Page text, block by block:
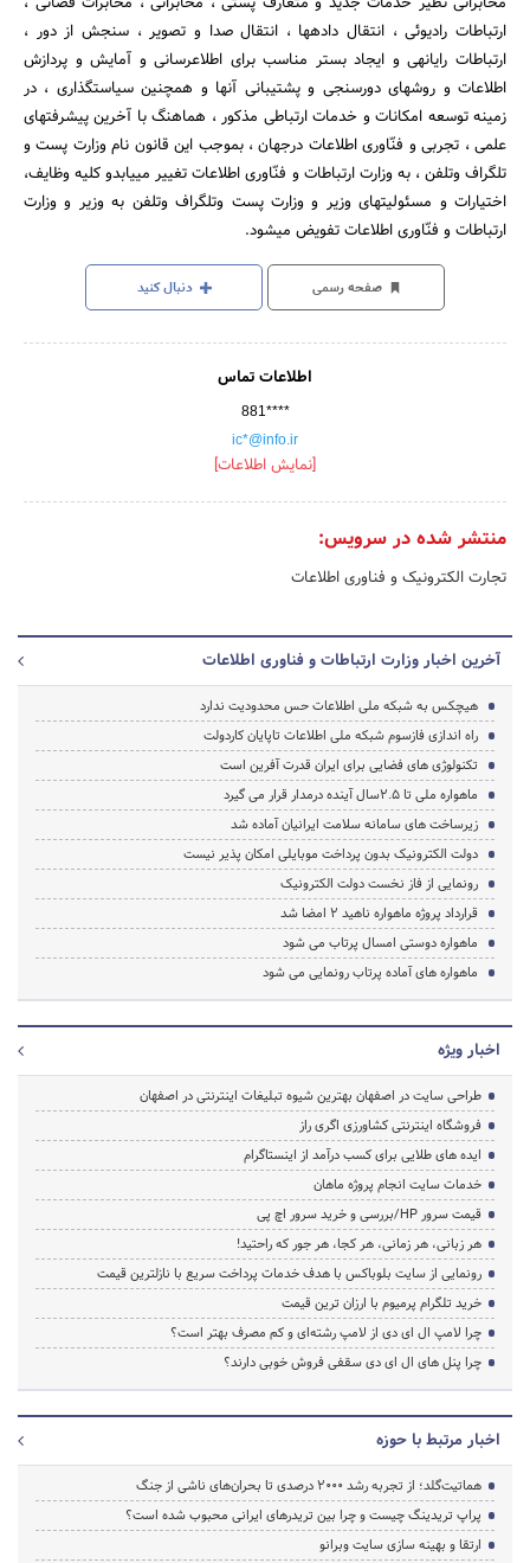
ارتباطات رادیوئی ، انتقال داده‎ها ، انتقال صدا و تصویر ، سنجش از دور ،
ارتباطات رایانه‎ی و ایجاد بستر مناسب برای اطلاع‎رسانی و آمایش و پردازش
اطلاعات و روشهای دورسنجی و پشتیبانی آنها و همچنین سیاستگذاری ، در
زمینه توسعه امکانات و خدمات ارتباطی مذکور ، هماهنگ با آخرین پیشرفتهای
علمی ، تجربی و فنّاوری اطلاعات درجهان ، بموجب این قانون نام وزارت پست و
تلگراف وتلفن ، به وزارت ارتباطات و فنّاوری اطلاعات تغییر می‎یابدو کلیه وظایف،
اختیارات و مسئولیتهای وزیر و وزارت پست وتلگراف وتلفن به وزیر و وزارت
ارتباطات و فنّاوری اطلاعات تفویض می‎شود.
صفحه رسمی دنبال کنید
اطلاعات تماس
881****
ic*@info.ir
[نمایش اطلاعات]
منتشر شده در سرویس:
تجارت الکترونیک و فناوری اطلاعات
آخرین اخبار وزارت ارتباطات و فناوری اطلاعات
هیچکس به شبکه ملی اطلاعات حس محدودیت ندارد
راه اندازی فازسوم شبکه ملی اطلاعات تاپایان کاردولت
تکنولوژی های فضایی برای ایران قدرت آفرین است
ماهواره ملی تا 2.5سال آینده درمدار قرار می گیرد
زیرساخت های سامانه سلامت ایرانیان آماده شد
دولت الکترونیک بدون پرداخت موبایلی امکان پذیر نیست
رونمایی از فاز نخست دولت الکترونیک
قرارداد پروژه ماهواره ناهید 2 امضا شد
ماهواره دوستی امسال پرتاب می شود
ماهواره های آماده پرتاب رونمایی می شود
اخبار ویژه
طراحی سایت در اصفهان بهترین شیوه تبلیغات اینترنتی در اصفهان
فروشگاه اینترنتی کشاورزی اگری راز
ایده های طلایی برای کسب درآمد از اینستاگرام
خدمات سایت انجام پروژه ماهان
قیمت سرور HP/بررسی و خرید سرور اچ پی
هر زبانی، هر زمانی، هر کجا، هر جور که راحتید!
رونمایی از سایت بلوباکس با هدف خدمات پرداخت سریع با نازلترین قیمت
خرید تلگرام پرمیوم با ارزان ترین قیمت
چرا لامپ ال ای دی از لامپ رشته‌ای و کم مصرف بهتر است؟
چرا پنل های ال ای دی سقفی فروش خوبی دارند؟
اخبار مرتبط با حوزه
هماتیت‌گلد؛ از تجربه رشد ۲۰۰۰ درصدی تا بحران‌های ناشی از جنگ
پراپ تریدینگ چیست و چرا بین تریدرهای ایرانی محبوب شده است؟
ارتقا و بهینه سازی سایت وبرانو